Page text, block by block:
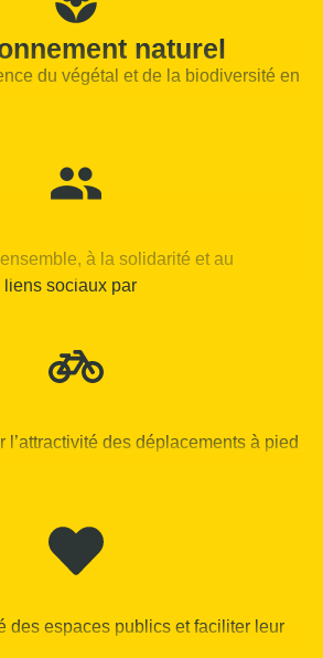
naturel
du végétal et de la biodiversité en
à la solidarité et au
liens sociaux par
l’attractivité des déplacements à pied
des espaces publics et faciliter leur